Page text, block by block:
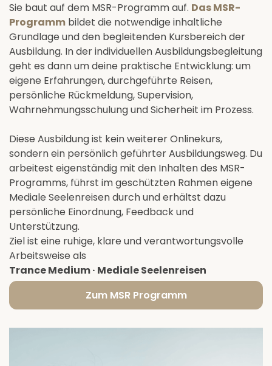
Sie baut auf dem MSR-Programm auf. Das MSR-
Programm bildet die notwendige inhaltliche
Grundlage und den begleitenden Kursbereich der
Ausbildung. In der individuellen Ausbildungsbegleitung
geht es dann um deine praktische Entwicklung: um
eigene Erfahrungen, durchgeführte Reisen,
persönliche Rückmeldung, Supervision,
Wahrnehmungsschulung und Sicherheit im Prozess.
Diese Ausbildung ist kein weiterer Onlinekurs,
sondern ein persönlich geführter Ausbildungsweg. Du
arbeitest eigenständig mit den Inhalten des MSR-
Programms, führst im geschützten Rahmen eigene
Mediale Seelenreisen durch und erhältst dazu
persönliche Einordnung, Feedback und
Unterstützung.
Ziel ist eine ruhige, klare und verantwortungsvolle
Arbeitsweise als
Trance Medium · Mediale Seelenreisen
Zum MSR Programm